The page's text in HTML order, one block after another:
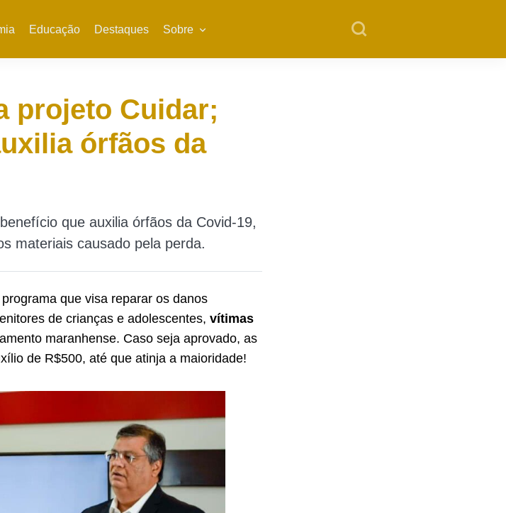
Educação Destaques Sobre
projeto Cuidar;
órfãos da
que auxilia órfãos da Covid-19,
materiais causado pela perda.
programa que visa reparar os danos
de crianças e adolescentes, vítimas
maranhense. Caso seja aprovado, as
de R$500, até que atinja a maioridade!